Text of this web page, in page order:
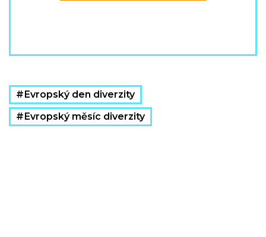
Evropský den diverzity
Evropský měsíc diverzity